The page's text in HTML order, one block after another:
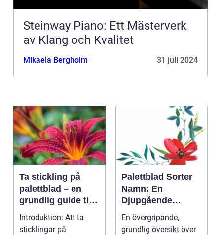
Steinway Piano: Ett Mästerverk
av Klang och Kvalitet
Mikaela Bergholm 31 juli 2024
Ta stickling på
palettblad – en
grundlig guide till
framgångsrik
förökning
Introduktion: Att ta
sticklingar på
Palettblad Sorter
Namn: En
Djupgående
Översikt
En övergripande,
grundlig översikt över